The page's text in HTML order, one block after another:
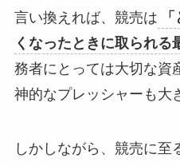
言い換えれば、競売は
くなったときに取られる
務者にとっては大切な資
神的なプレッシャーも大
しかしながら、競売に至